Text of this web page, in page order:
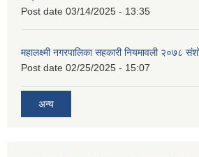
Post date 03/14/2025 - 13:35
महालक्ष्मी नगरपालिका सहकारी नियमावली २०७८
Post date 02/25/2025 - 15:07
अन्य